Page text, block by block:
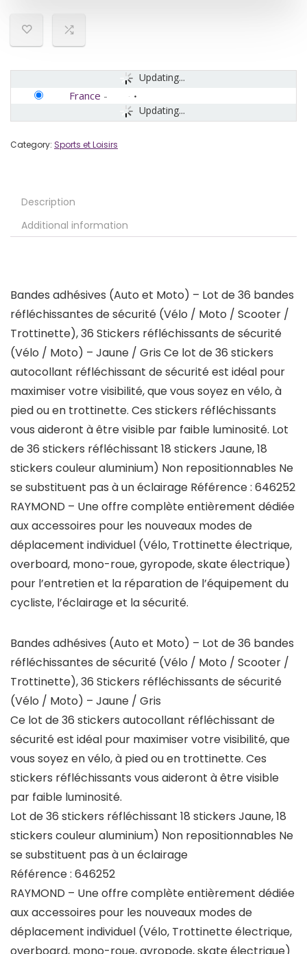
Updating...
Updating...
France -
Category: Sports et Loisirs
Description
Additional information
Bandes adhésives (Auto et Moto) – Lot de 36 bandes
réfléchissantes de sécurité (Vélo / Moto / Scooter /
Trottinette), 36 Stickers réfléchissants de sécurité
(Vélo / Moto) – Jaune / Gris Ce lot de 36 stickers
autocollant réfléchissant de sécurité est idéal pour
maximiser votre visibilité, que vous soyez en vélo, à
pied ou en trottinette. Ces stickers réfléchissants
vous aideront à être visible par faible luminosité. Lot
de 36 stickers réfléchissant 18 stickers Jaune, 18
stickers couleur aluminium) Non repositionnables Ne
se substituent pas à un éclairage Référence : 646252
RAYMOND – Une offre complète entièrement dédiée
aux accessoires pour les nouveaux modes de
déplacement individuel (Vélo, Trottinette électrique,
overboard, mono-roue, gyropode, skate électrique)
pour l’entretien et la réparation de l’équipement du
cycliste, l’éclairage et la sécurité.
Bandes adhésives (Auto et Moto) – Lot de 36 bandes
réfléchissantes de sécurité (Vélo / Moto / Scooter /
Trottinette), 36 Stickers réfléchissants de sécurité
(Vélo / Moto) – Jaune / Gris
Ce lot de 36 stickers autocollant réfléchissant de
sécurité est idéal pour maximiser votre visibilité, que
vous soyez en vélo, à pied ou en trottinette. Ces
stickers réfléchissants vous aideront à être visible
par faible luminosité.
Lot de 36 stickers réfléchissant 18 stickers Jaune, 18
stickers couleur aluminium) Non repositionnables Ne
se substituent pas à un éclairage
Référence : 646252
RAYMOND – Une offre complète entièrement dédiée
aux accessoires pour les nouveaux modes de
déplacement individuel (Vélo, Trottinette électrique,